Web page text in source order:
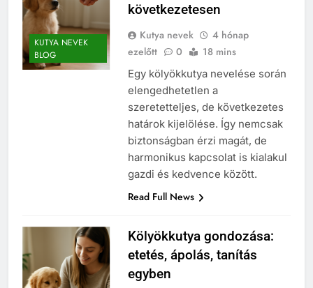
KUTYA NEVEK
BLOG
következetesen
Kutya nevek
4 hónap
ezelőtt
0 18 mins
Egy kölyökkutya nevelése során
elengedhetetlen a
szeretetteljes, de következetes
határok kijelölése. Így nemcsak
biztonságban érzi magát, de
harmonikus kapcsolat is kialakul
gazdi és kedvence között.
Read Full News
Kölyökkutya gondozása:
etetés, ápolás, tanítás
egyben